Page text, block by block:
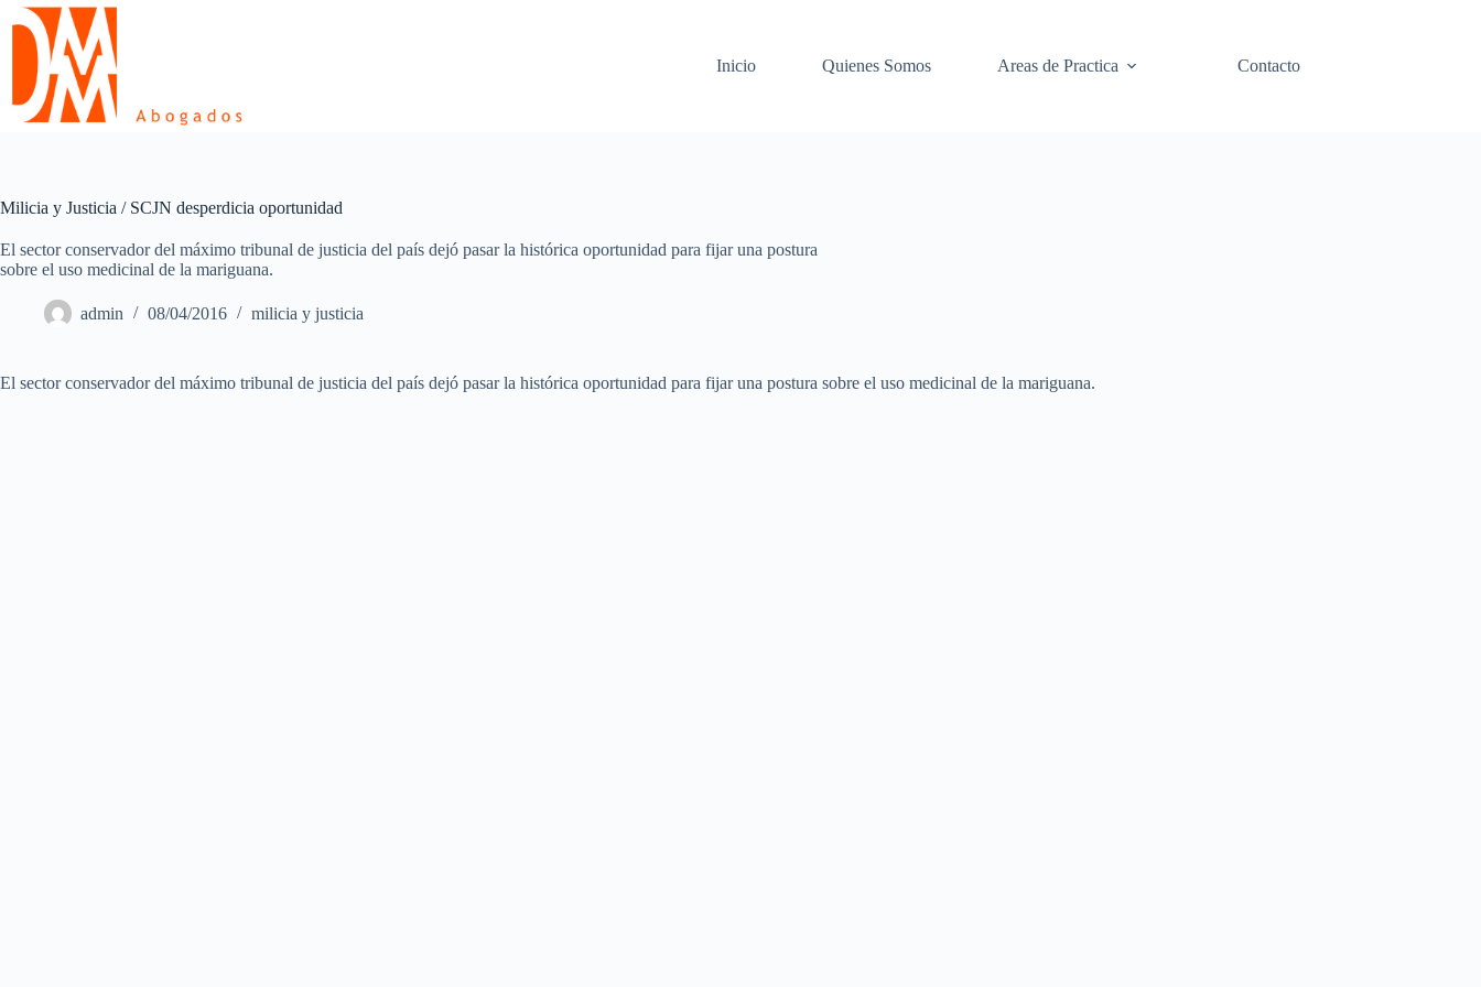
Skip
content
Inicio
Quienes Somos Areas de Practica Contacto
Milicia y Justicia / SCJN desperdicia oportunidad
El sector conservador del máximo tribunal de justicia del país dejó pasar la histórica oportunidad para fijar una postura
sobre el uso medicinal de la mariguana.
admin 08/04/2016 milicia y justicia
El sector conservador del máximo tribunal de justicia del país dejó pasar la histórica oportunidad para fijar una postura sobre el uso medicinal de la mariguana.